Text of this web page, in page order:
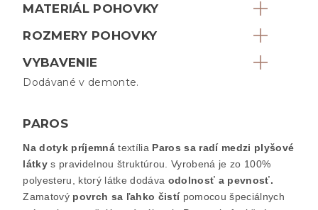
MATERIÁL POHOVKY
ROZMERY POHOVKY
VYBAVENIE
Dodávané v demonte.
PAROS
Na dotyk príjemnátextília Paros sa radí medzi plyšové
látkys pravidelnou štruktúrou . Vyrobená je zo 100%
polyesteru , ktorý látke dodáva odolnosť a pevnosť.
Zamatový povrch sa ľahko čistípomocou špeciálnych